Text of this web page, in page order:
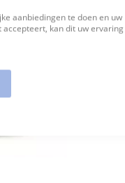
aanbiedingen te doen en uw
kan dit uw ervaring